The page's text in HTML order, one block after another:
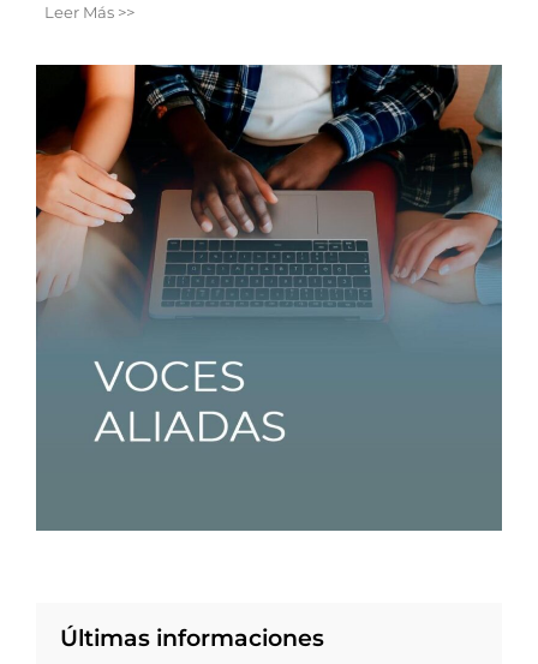
Leer Más >>
Últimas informaciones